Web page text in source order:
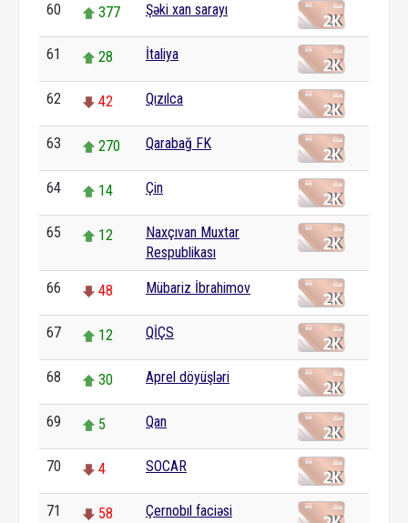
60 377 Şəki xan sarayı
61 28 İtaliya
62 42 Qızılca
63 270 Qarabağ FK
64 14 Çin
65 12
Naxçıvan Muxtar
Respublikası
66 48 Mübariz İbrahimov
67 12 QİÇS
68 30 Aprel döyüşləri
69 5 Qan
70 4 SOCAR
71 58 Çernobıl faciəsi